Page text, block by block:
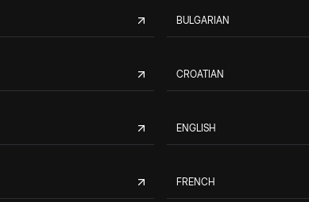
BULGARIAN
CROATIAN
ENGLISH
FRENCH